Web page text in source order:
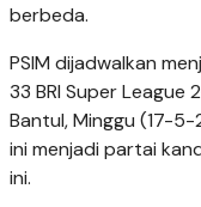
berbeda.
PSIM dijadwalkan
33 BRI Super
Bantul, Minggu (17-
ini menjadi partai
ini.